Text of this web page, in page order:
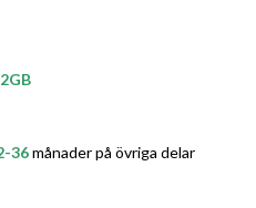
36månader på övriga delar